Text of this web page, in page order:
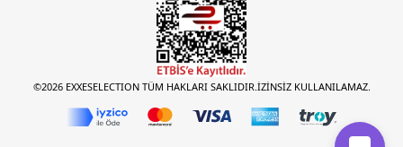
©2026 EXXESELECTION TÜM HAKLARI SAKLIDIR.İZİNSİZ KULLANILAMAZ.